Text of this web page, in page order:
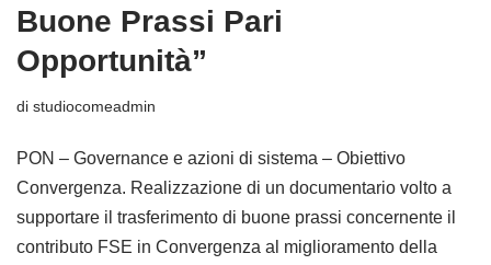
Buone Prassi Pari
Opportunità”
di studiocomeadmin
PON – Governance e azioni di sistema – Obiettivo
Convergenza. Realizzazione di un documentario volto a
supportare il trasferimento di buone prassi concernente il
contributo FSE in Convergenza al miglioramento della